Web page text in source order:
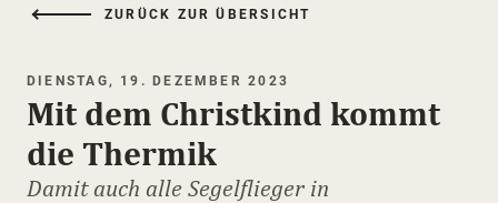
ZURÜCK ZUR ÜBERSICHT
DIENSTAG, 19. DEZEMBER 2023
Mit dem Christkind kommt
die Thermik
Damit auch alle Segelflieger in